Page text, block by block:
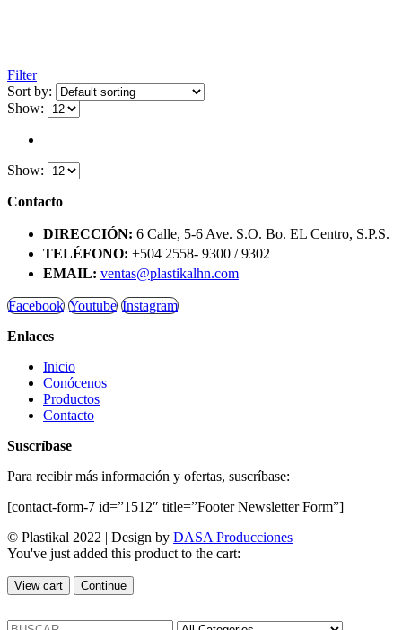
Filter
Sort by:
Show:
Show:
Contacto
DIRECCIÓN: 6 Calle, 5-6 Ave. S.O. Bo. EL Centro, S.P.S.
TELÉFONO: +504 2558- 9300 / 9302
EMAIL: ventas@plastikalhn.com
Facebook Youtube Instagram
Enlaces
Inicio
Conócenos
Productos
Contacto
Suscríbase
Para recibir más información y ofertas, suscríbase:
[contact-form-7 id=”1512″ title=”Footer Newsletter Form”]
© Plastikal 2022 | Design by DASA Producciones
You've just added this product to the cart:
View cart Continue